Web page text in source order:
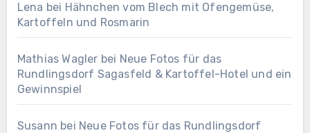
Lena bei Hähnchen vom Blech mit Ofengemüse,
Kartoffeln und Rosmarin
Mathias Wagler bei Neue Fotos für das
Rundlingsdorf Sagasfeld & Kartoffel-Hotel und ein
Gewinnspiel
Susann bei Neue Fotos für das Rundlingsdorf